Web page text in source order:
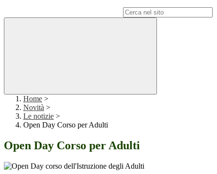
Home >
Novità >
Le notizie >
Open Day Corso per Adulti
Open Day Corso per Adulti